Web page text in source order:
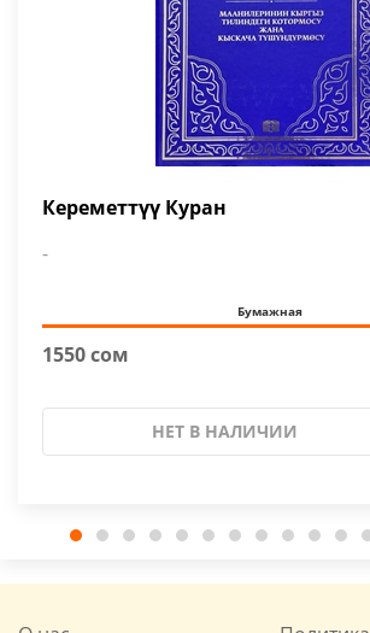
Кереметтүү Куран
-
Бумажная
1550 сом
НЕТ В НАЛИЧИИ